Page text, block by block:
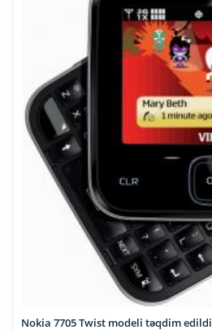
Nokia 7705 Twist modeli təqdim edildi